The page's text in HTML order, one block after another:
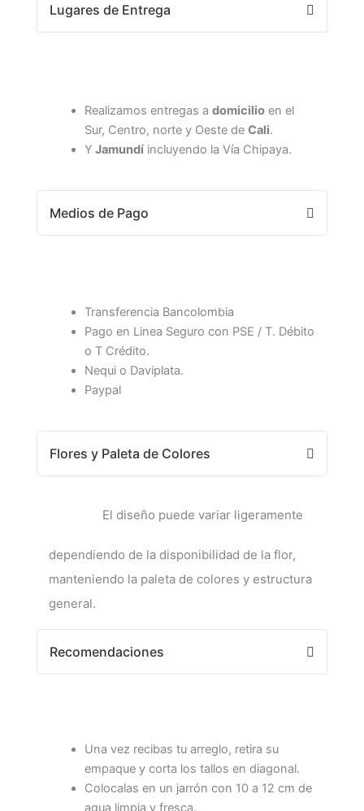
Lugares de Entrega
Realizamos entregas a domicilioen el
Sur, Centro, norte y Oeste de Cali.
Y Jamundíincluyendo la Vía Chipaya.
Medios de Pago
Transferencia Bancolombia
Pago en Linea Seguro con PSE / T. Débito
o T Crédito.
Nequi o Daviplata.
Paypal
Flores y Paleta de Colores
El diseño puede variar ligeramente
dependiendo de la disponibilidad de la flor,
manteniendo la paleta de colores y estructura
general.
Recomendaciones
Una vez recibas tu arreglo, retira su
empaque y corta los tallos en diagonal.
Colocalas en un jarrón con 10 a 12 cm de
agua limpia y fresca.